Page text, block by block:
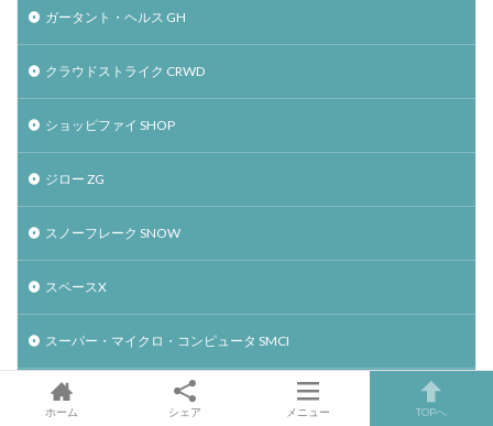
ガータント・ヘルス GH
クラウドストライク CRWD
ショッピファイ SHOP
ジロー ZG
スノーフレーク SNOW
スペースX
スーパー・マイクロ・コンピュータ SMCI
ソーファイ SOFI
ホーム シェア メニュー TOPへ